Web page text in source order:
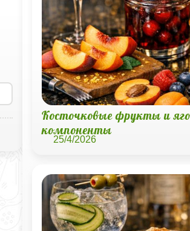
Косточковые фрукты и
компоненты
25/4/2026